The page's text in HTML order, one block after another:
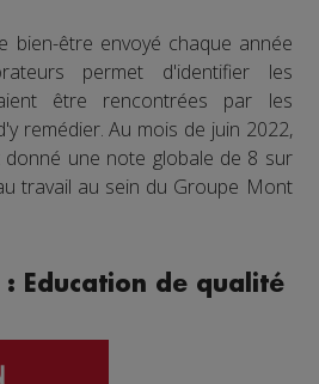
bien-être envoyé chaque année
permet d'identifier les
être rencontrées par les
remédier. Au mois de juin 2022,
une note globale de 8 sur
travail au sein du Groupe Mont
: Education de qualité